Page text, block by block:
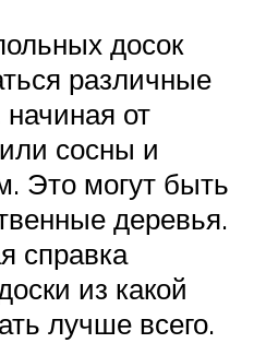
досок
различные
от
сосны и
Это могут быть
деревья.
справка
из какой
лучше всего.